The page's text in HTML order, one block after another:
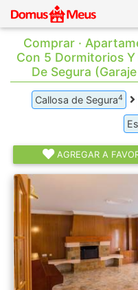
Comprar ·
Con 5 Dormitorios
De Segura
Callosa de Segura4
AGREGAR A